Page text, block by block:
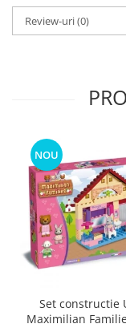
Review-uri(0)
NOU
Set constructie
Maximilian